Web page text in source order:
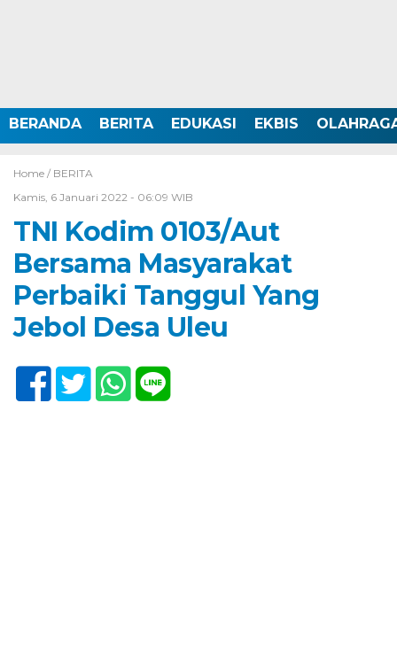
BERANDA BERITA EDUKASI EKBIS
Home / BERITA
Kamis, 6 Januari 2022 - 06:09 WIB
TNI Kodim 0103/Aut
Bersama Masyarakat
Perbaiki Tanggul Yang
Jebol Desa Uleu